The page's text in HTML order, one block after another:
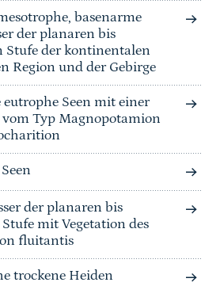
basenarme
der planaren bis
Stufe der kontinentalen
Region und der Gebirge
Seen mit einer
vom Typ Magnopotamion
der planaren bis
mit Vegetation des
fluitantis
trockene Heiden